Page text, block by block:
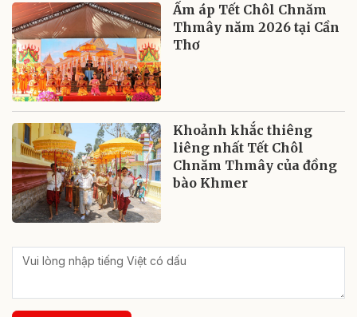
Ấm áp Tết Chôl Chnăm
Thmây năm 2026 tại Cần
Thơ
Khoảnh khắc thiêng
liêng nhất Tết Chôl
Chnăm Thmây của đồng
bào Khmer